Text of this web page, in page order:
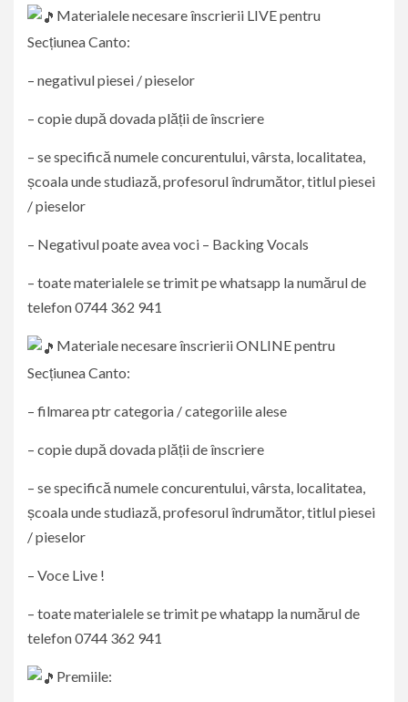
Materialele necesare înscrierii LIVE pentru
Secțiunea Canto:
– negativul piesei / pieselor
– copie după dovada plății de înscriere
– se specifică numele concurentului, vârsta, localitatea,
școala unde studiază, profesorul îndrumător, titlul piesei
/ pieselor
– Negativul poate avea voci – Backing Vocals
– toate materialele se trimit pe whatsapp la numărul de
telefon 0744 362 941
Materiale necesare înscrierii ONLINE pentru
Secțiunea Canto:
– filmarea ptr categoria / categoriile alese
– copie după dovada plății de înscriere
– se specifică numele concurentului, vârsta, localitatea,
școala unde studiază, profesorul îndrumător, titlul piesei
/ pieselor
– Voce Live !
– toate materialele se trimit pe whatapp la numărul de
telefon 0744 362 941
Premiile: